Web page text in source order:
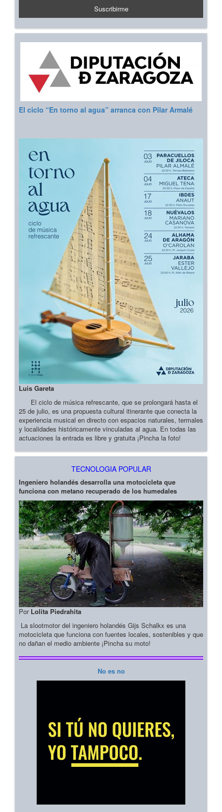
El ciclo “En torno al agua” arranca con Pilar Armalé
Luis Gareta
El ciclo de música refrescante, que se prolongará hasta el
25 de julio, es una propuesta cultural itinerante que conecta la
experiencia musical en directo con espacios naturales, termales
y localidades históricamente vinculadas al agua. En todas las
actuaciones la entrada es libre y gratuita ¡Pincha la foto!
TECNOLOGIA POPULAR
Ingeniero holandés desarrolla una motocicleta que
funciona con metano recuperado de los humedales
Por Lolita Piedrahita
La slootmotor del ingeniero holandés Gijs Schalkx es una
motocicleta que funciona con fuentes locales, sostenibles y que
no dañan el medio ambiente ¡Pincha su moto!
No es no